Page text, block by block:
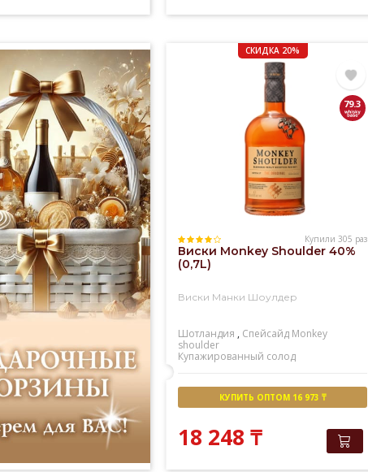
СКИДКА 20%
79.3
Купили 305 раз
Виски Monkey Shoulder 40%
(0,7L)
Виски Манки Шоулдер
Шотландия , Спейсайд Monkey
shoulder
Купажированный солод
КУПИТЬ ОПТОМ 16 973 ₸
18 248₸